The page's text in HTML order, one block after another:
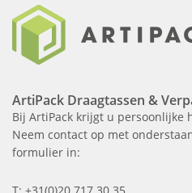
ArtiPack Draagtassen &
Bij ArtiPack krijgt u persoonlijke
Neem contact op met
formulier in: